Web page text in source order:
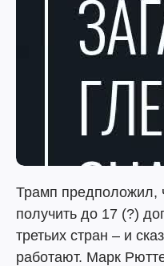
Трамп предположил,
получить до 17 (?)
третьих стран – и
работают. Марк